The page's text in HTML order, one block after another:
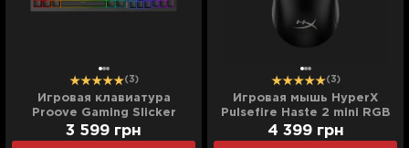
(3)
Игровая клавиатура
Proove Gaming Slicker
(Black) (UA)
3 599 грн
(3)
Игровая мышь HyperX
Pulsefire Haste 2 mini RGB
USB-A/WL/BT (Black) (UA)
4 399 грн